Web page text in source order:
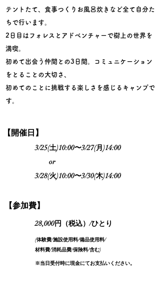
テントたて、食事つくりお風呂炊きなど全て自分た
ちで行います。
2日目はフォレスとアドベンチャーで樹上の世界を
満喫。
​初めて出会う仲間との3日間。コミュニケーション
をとることの大切さ、
初めてのことに挑戦する楽しさを感じるキャンプで
す。
​【開催日】
3/25(土)10:00〜3/27(月)14:00
or
3/28(火)10:00〜3/30(木)14:00
​【参加費】
28,000円（税込）/ひとり
(体験費/施設使用料/備品使用料/
材料費/消耗品費/保険料/含む)
※当日受付時に現金にてお支払いください。